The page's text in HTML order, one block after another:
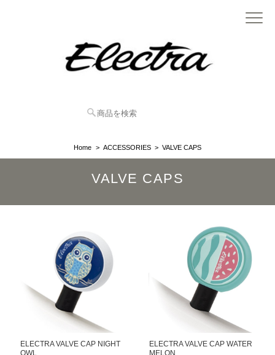
Home ACCESSORIES VALVE CAPS
VALVE CAPS
ELECTRA VALVE CAP NIGHT
OWL
ELECTRA VALVE CAP WATER
MELON